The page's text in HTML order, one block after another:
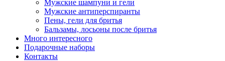
Мужские шампуни и гели
Мужские антиперспиранты
Пены, гели для бритья
Бальзамы, лосьоны после бритья
Много интересного
Подарочные наборы
Контакты